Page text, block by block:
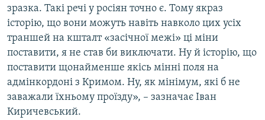
зразка. Такі речі у росіян точно є. Тому якраз
історію, що вони можуть навіть навколо цих усіх
траншей на кшталт «засічної межі» ці міни
поставити, я не став би виключати. Ну й історію, що
поставити щонайменше якісь мінні поля на
адмінкордоні з Кримом. Ну, як мінімум, які б не
заважали їхньому проїзду», – зазначає Іван
Киричевський.